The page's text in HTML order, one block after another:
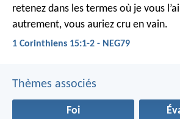
retenez dans les termes où je vous
autrement, vous auriez cru en vain.
1 Corinthiens 15:1-2 - NEG79
Thèmes associés
Foi